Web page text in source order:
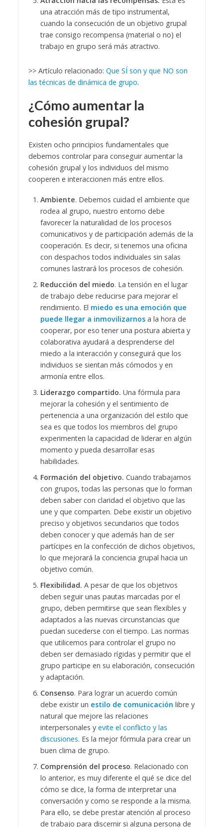
una atracción más de tipo instrumental,
cuando la consecución de un objetivo grupal
trae consigo recompensa (material o no) el
trabajo en grupo será más atractivo.
>> Artículo relacionado: Que SÍ son y que NO son
las técnicas de dinámica de grupo.
¿Cómo aumentar la
cohesión grupal?
Existen ocho principios fundamentales que
debemos controlar para conseguir aumentar la
cohesión grupal y los individuos del mismo
cooperen e interaccionen más entre ellos.
Ambiente. Debemos cuidad el ambiente que
rodea al grupo, nuestro entorno debe
favorecer la naturalidad de los procesos
comunicativos y de participación además de la
cooperación. Es decir, si tenemos una oficina
con despachos todos individuales sin salas
comunes lastrará los procesos de cohesión.
Reducción del miedo. La tensión en el lugar
de trabajo debe reducirse para mejorar el
rendimiento. El miedo es una emoción que
puede llegar a inmovilizarnosa la hora de
cooperar, por eso tener una postura abierta y
colaborativa ayudará a desprenderse del
miedo a la interacción y conseguirá que los
individuos se sientan más cómodos y en
armonía entre ellos.
Liderazgo compartido. Una fórmula para
mejorar la cohesión y el sentimiento de
pertenencia a una organización del estilo que
sea es que todos los miembros del grupo
experimenten la capacidad de liderar en algún
momento y pueda desarrollar esas
habilidades.
Formación del objetivo. Cuando trabajamos
con grupos, todas las personas que lo forman
deben saber con claridad el objetivo que las
une y que comparten. Debe existir un objetivo
preciso y objetivos secundarios que todos
deben conocer y que además han de ser
partícipes en la confección de dichos objetivos,
lo que mejorará la conciencia grupal hacia un
objetivo común.
Flexibilidad. A pesar de que los objetivos
deben seguir unas pautas marcadas por el
grupo, deben permitirse que sean flexibles y
adaptados a las nuevas circunstancias que
puedan sucederse con el tiempo. Las normas
que utilicemos para controlar el grupo no
deben ser demasiado rígidas y permitir que el
grupo participe en su elaboración, consecución
y adaptación.
Consenso. Para lograr un acuerdo común
debe existir un estilo de comunicación libre y
natural que mejore las relaciones
interpersonales y evite el conflicto y las
discusiones. Es la mejor fórmula para crear un
buen clima de grupo.
Comprensión del proceso. Relacionado con
lo anterior, es muy diferente el qué se dice del
cómo se dice, la forma de interpretar una
conversación y como se responde a la misma.
Para ello, se debe prestar atención al proceso
de trabajo para discernir si alguna persona de